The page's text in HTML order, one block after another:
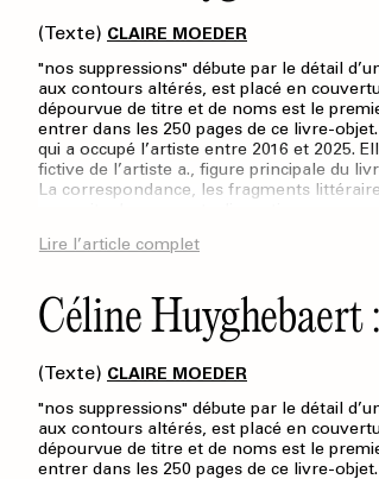
(Texte) CLAIRE MOEDER
"nos suppressions" débute par le détail
aux contours altérés, est placé en
dépourvue de titre et de noms est le
entrer dans les 250 pages de ce livre-
qui a occupé l’artiste entre 2016 et 2025.
fictive de l’artiste a., figure principale du
La correspondance, les fragments
fantômes dont elle cherche les absences.
Lire l’article complet
Céline Huyghebaert
(Texte) CLAIRE MOEDER
"nos suppressions" débute par le détail
aux contours altérés, est placé en
dépourvue de titre et de noms est le
entrer dans les 250 pages de ce livre-